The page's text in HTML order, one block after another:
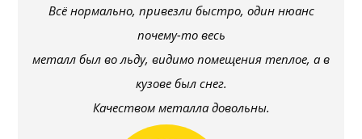
Всё нормально, привезли быстро, один нюанс
почему-то весь
металл был во льду, видимо помещения теплое, а в
кузове был снег.
Качеством металла довольны.